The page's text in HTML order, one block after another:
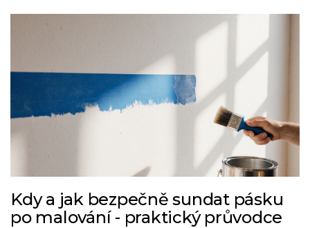
Kdy a jak bezpečně sundat pásku
po malování - praktický průvodce